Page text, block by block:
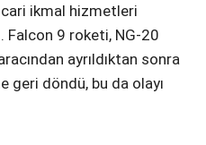
ikmal hizmetleri
9 roketi, NG-20
ayrıldıktan sonra
geri döndü, bu da olayı